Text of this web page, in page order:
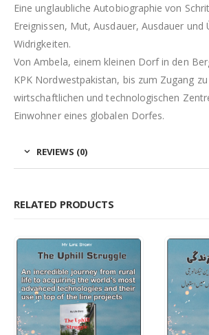
Eine unglaubliche Autobiographie von
Ereignissen, Mut, Ausdauer, Ausdauer und
Widrigkeiten.
Von Ambela, einem kleinen Dorf in den
KPK Nordwestpakistan, bis zum Zugang
wirtschaftlichen und technologischen
Einwohner eines globalen Dorfes.
REVIEWS (0)
RELATED PRODUCTS